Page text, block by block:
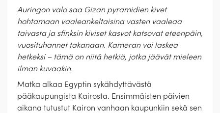
Auringon valo saa Gizan pyramidien kivet
hohtamaan vaaleankeltaisina vasten vaaleaa
taivasta ja sfinksin kiviset kasvot katsovat eteenpäin,
vuosituhannet takanaan. Kameran voi laskea
hetkeksi – tämä on niitä hetkiä, jotka jäävät mieleen
ilman kuvaakin.
Matka alkaa Egyptin sykähdyttävästä
pääkaupungista Kairosta. Ensimmäisten päivien
aikana tutustut Kairon vanhaan kaupunkiin sekä sen